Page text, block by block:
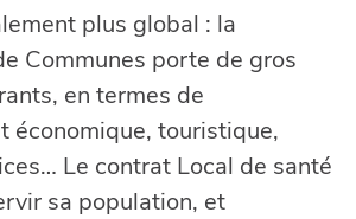
plus global : la
Communes porte de gros
en termes de
économique, touristique,
Le contrat Local de santé
sa population, et